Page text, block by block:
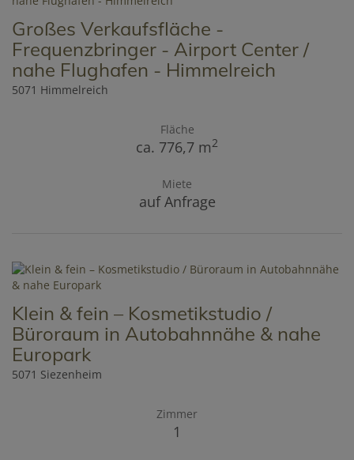
Großes Verkaufsfläche -
Frequenzbringer - Airport Center /
nahe Flughafen - Himmelreich
5071 Himmelreich
Fläche
ca. 776,7 m2
Miete
auf Anfrage
Klein & fein – Kosmetikstudio /
Büroraum in Autobahnnähe & nahe
Europark
5071 Siezenheim
Zimmer
1